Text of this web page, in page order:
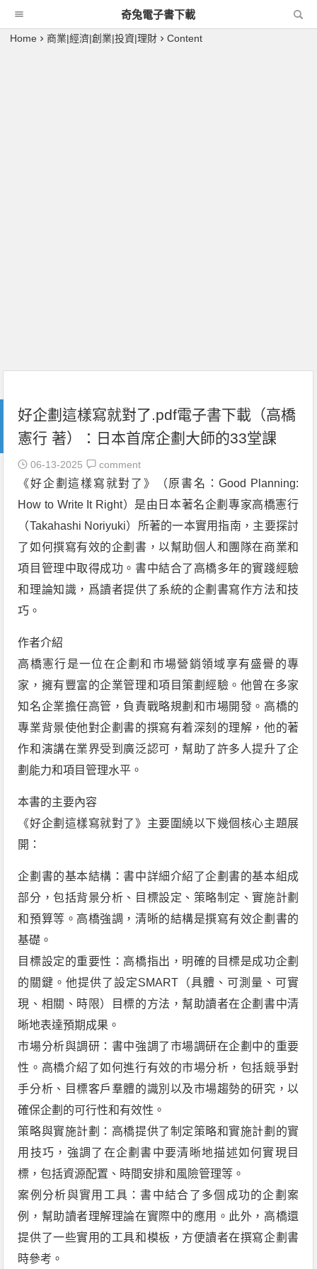
奇兔電子書下載
Home 商業|經濟|創業|投資|理財 Content
好企劃這樣寫就對了.pdf電子書下載（高橋
憲行 著）：日本首席企劃大師的33堂課
06-13-2025 comment
《好企劃這樣寫就對了》（原書名：Good Planning:
How to Write It Right）是由日本著名企劃專家高橋憲行
（Takahashi Noriyuki）所著的一本實用指南，主要探討
了如何撰寫有效的企劃書，以幫助個人和團隊在商業和
項目管理中取得成功。書中結合了高橋多年的實踐經驗
和理論知識，爲讀者提供了系統的企劃書寫作方法和技
巧。
作者介紹
高橋憲行是一位在企劃和市場營銷領域享有盛譽的專
家，擁有豐富的企業管理和項目策劃經驗。他曾在多家
知名企業擔任高管，負責戰略規劃和市場開發。高橋的
專業背景使他對企劃書的撰寫有着深刻的理解，他的著
作和演講在業界受到廣泛認可，幫助了許多人提升了企
劃能力和項目管理水平。
本書的主要內容
《好企劃這樣寫就對了》主要圍繞以下幾個核心主題展
開：
企劃書的基本結構：書中詳細介紹了企劃書的基本組成
部分，包括背景分析、目標設定、策略制定、實施計劃
和預算等。高橋強調，清晰的結構是撰寫有效企劃書的
基礎。
目標設定的重要性：高橋指出，明確的目標是成功企劃
的關鍵。他提供了設定SMART（具體、可測量、可實
現、相關、時限）目標的方法，幫助讀者在企劃書中清
晰地表達預期成果。
市場分析與調研：書中強調了市場調研在企劃中的重要
性。高橋介紹了如何進行有效的市場分析，包括競爭對
手分析、目標客戶羣體的識別以及市場趨勢的研究，以
確保企劃的可行性和有效性。
策略與實施計劃：高橋提供了制定策略和實施計劃的實
用技巧，強調了在企劃書中要清晰地描述如何實現目
標，包括資源配置、時間安排和風險管理等。
案例分析與實用工具：書中結合了多個成功的企劃案
例，幫助讀者理解理論在實際中的應用。此外，高橋還
提供了一些實用的工具和模板，方便讀者在撰寫企劃書
時參考。